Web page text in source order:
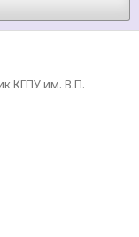
КГПУ им. В.П.